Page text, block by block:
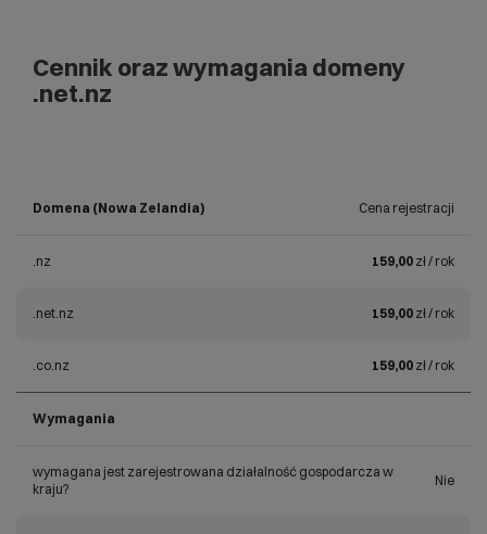
Cennik oraz wymagania domeny
.net.nz
Domena (Nowa Zelandia) Cena rejestracji
.nz 159,00 zł / rok
.net.nz 159,00 zł / rok
.co.nz 159,00 zł / rok
Wymagania
wymagana jest zarejestrowana działalność gospodarcza w
kraju?
Nie